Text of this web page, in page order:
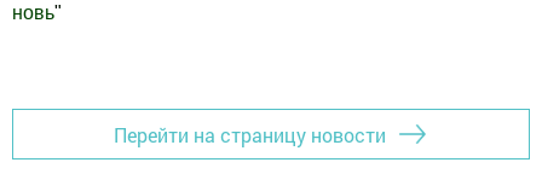
новь"
Перейти на страницу новости